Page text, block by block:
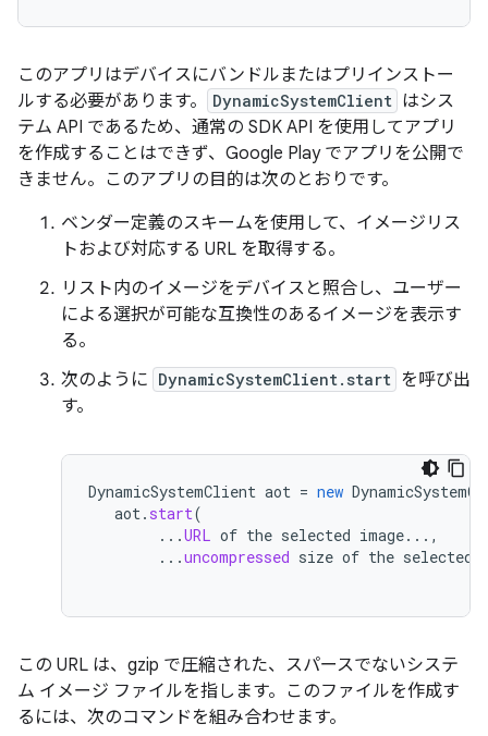
このアプリはデバイスにバンドルまたはプリインストー
ルする必要があります。
DynamicSystemClient はシス
テム API であるため、通常の SDK API を使用してアプリ
を作成することはできず、Google Play でアプリを公開で
きません。このアプリの目的は次のとおりです。
ベンダー定義のスキームを使用して、イメージリス
トおよび対応する URL を取得する。
リスト内のイメージをデバイスと照合し、ユーザー
による選択が可能な互換性のあるイメージを表示す
る。
次のように DynamicSystemClient.start を呼び出
す。
DynamicSystemClient aot = new
aot. start(
...URL of the selected image...,
...uncompressed size of the selected
この URL は、gzip で圧縮された、スパースでないシステ
ム イメージ ファイルを指します。このファイルを作成す
るには、次のコマンドを組み合わせます。